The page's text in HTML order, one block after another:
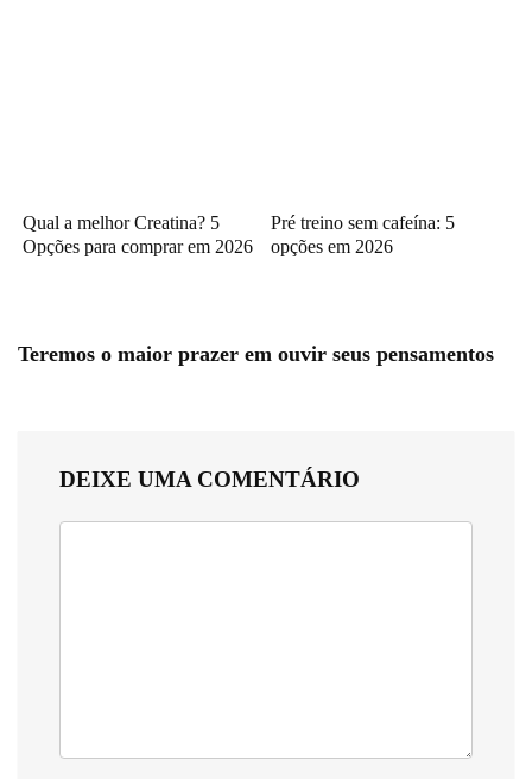
Qual a melhor Creatina? 5
Opções para comprar em 2026
Pré treino sem cafeína: 5
opções em 2026
Teremos o maior prazer em ouvir seus pensamentos
DEIXE UMA COMENTÁRIO